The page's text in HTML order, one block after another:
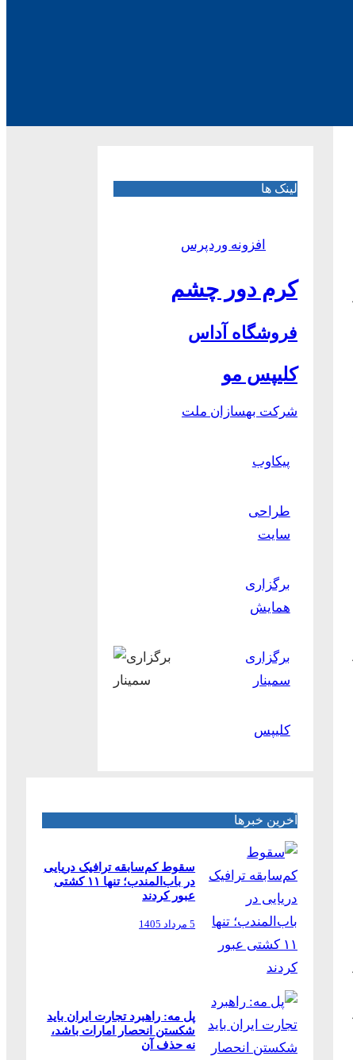
لینک ها
افزونه وردپرس
کرم دور چشم
فروشگاه آداس
کلیپس مو
شرکت بهسازان ملت
پیکاوب
طراحی
سایت
برگزاری
همایش
برگزاری
سمینار
کلیپس
آخرین خبرها
سقوط کم‌سابقه ترافیک دریایی
در باب‌المندب؛ تنها ۱۱ کشتی
عبور کردند
5 مرداد 1405
پل مه: راهبرد تجارت ایران باید
شکستن انحصار امارات باشد،
نه حذف آن